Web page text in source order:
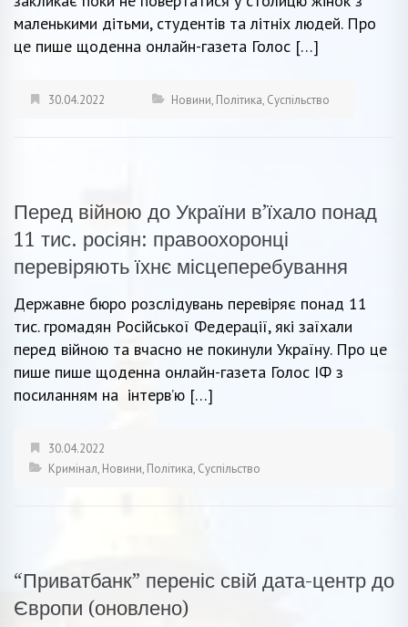
маленькими дітьми, студентів та літніх людей. Про
це пише щоденна онлайн-газета Голос […]
30.04.2022 Новини, Політика, Суспільство
Перед війною до України в’їхало понад
11 тис. росіян: правоохоронці
перевіряють їхнє місцеперебування
Державне бюро розслідувань перевіряє понад 11
тис. громадян Російської Федерації, які заїхали
перед війною та вчасно не покинули Україну. Про це
пише пише щоденна онлайн-газета Голос ІФ з
посиланням на інтерв’ю […]
30.04.2022
Кримінал, Новини, Політика, Суспільство
“Приватбанк” переніс свій дата-центр до
Європи (оновлено)